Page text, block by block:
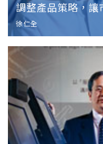
調整產品策略，讓
徐仁全